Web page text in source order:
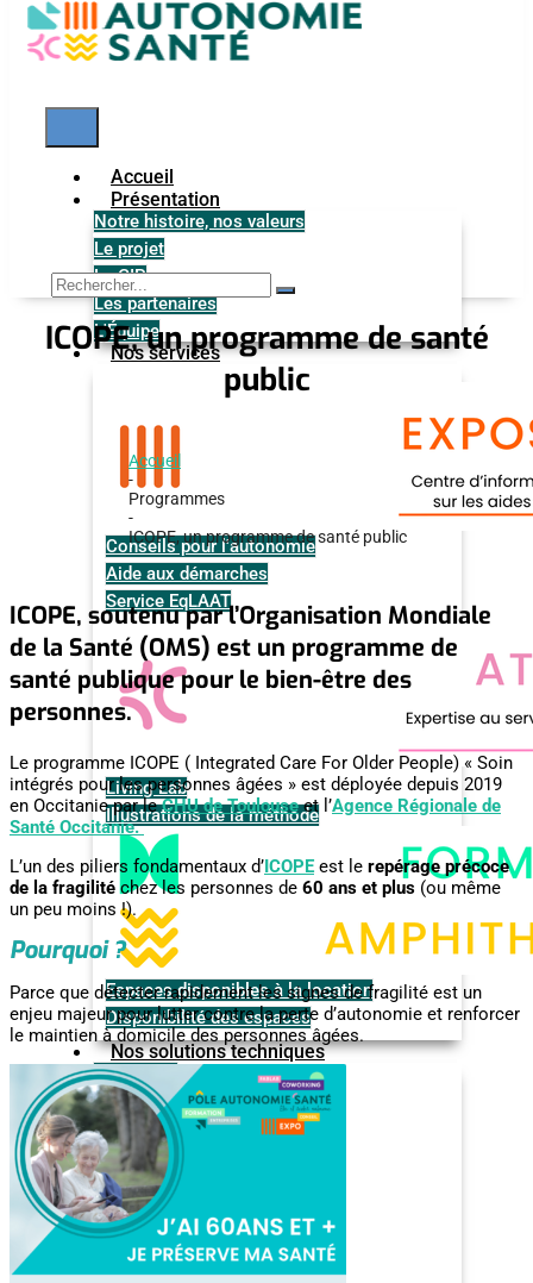
Accueil
Présentation
Notre histoire, nos valeurs
Le projet
Le GIP
Les partenaires
L'Équipe
Nos services
Conseils pour l'autonomie
Aide aux démarches
Service EqLAAT
Living Lab
Illustrations de la méthode
Espaces disponibles à la location
Disponibilité des espaces
Nos solutions techniques
Bain & WC
Chambre
Communication & loisirs
Cuisine
Domotique
Mobilité
Poste de travail
Vie quotidienne
ICOPE, un programme de santé
public
Accueil
-
Programmes
-
ICOPE, un programme de santé public
ICOPE, soutenu par l’Organisation Mondiale
de la Santé (OMS) est un programme de
santé publique pour le bien-être des
personnes.
Le programme ICOPE ( Integrated Care For Older People) « Soin
intégrés pour les personnes âgées » est déployée depuis 2019
en Occitanie par leCHU de Toulouseet l’Agence Régionale de
Santé Occitanie.
L’un des piliers fondamentaux d’ ICOPEest le repérage précoce
de la fragilité chez les personnes de 60 ans et plus (ou même
un peu moins !).
Pourquoi ?
Parce que détecter rapidement les signes de fragilité est un
enjeu majeur pour lutter contre la perte d’autonomie et renforcer
le maintien à domicile des personnes âgées.